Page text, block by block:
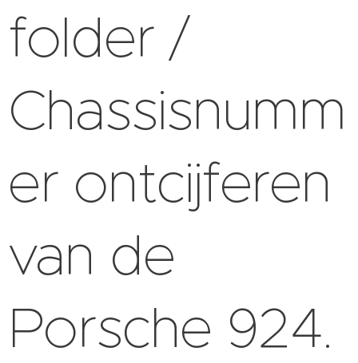
folder /
Chassisnumm
er ontcijferen
van de
Porsche 924.